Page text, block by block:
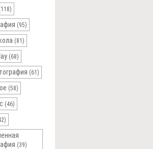
(95)
(81)
(68)
(61)
(58)
(46)
(39)